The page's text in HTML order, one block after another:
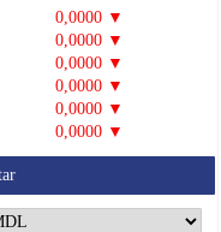
0,0000 ▼
0,0000 ▼
0,0000 ▼
0,0000 ▼
0,0000 ▼
0,0000 ▼